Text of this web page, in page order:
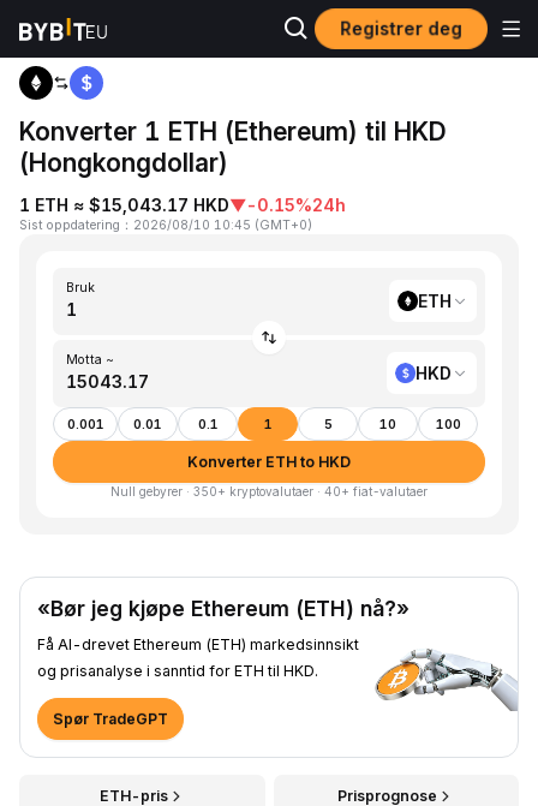
Registrer deg
Hjem ETH to HKD
Konverter 1 ETH (Ethereum) til HKD
(Hongkongdollar)
1 ETH ≈ $15,043.17 HKD▼-0.15%24h
Sist oppdatering ： 2026/08/10 10:45 (GMT+0)
Bruk
ETH
Motta ~
HKD
0.001 0.01 0.1 1 5 10 100
Konverter ETH to HKD
Null gebyrer · 350+ kryptovalutaer · 40+ fiat-valutaer
«Bør jeg kjøpe Ethereum (ETH) nå?»
Få AI-drevet Ethereum (ETH) markedsinnsikt
og prisanalyse i sanntid for ETH til HKD.
Spør TradeGPT
ETH-pris Prisprognose